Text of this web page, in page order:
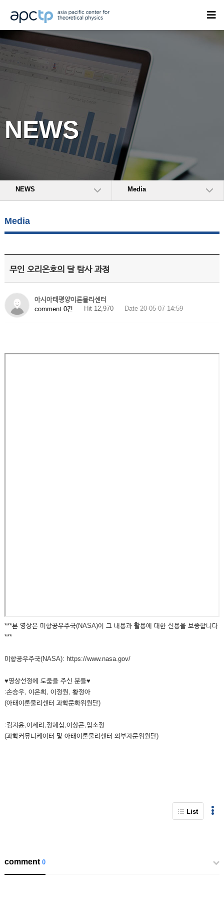
NEWS
NEWS Media
Media
무인 오리온호의 달 탐사 과정
아시아태평양이론물리센터
comment 0건
Hit 12,970 Date 20-05-07 14:59
***본 영상은 미항공우주국(NASA)이 그 내용과 활용에 대한 신용을 보증합니다
***
미항공우주국(NASA): https://www.nasa.gov/
♥영상선정에 도움을 주신 분들♥
:손승우, 이은희, 이정원, 황정아
(아태이론물리센터 과학문화위원단)
:김지윤,이세리,정혜심,이상곤,임소정
(과학커뮤니케이터 및 아태이론물리센터 외부자문위원단)
List
comment0